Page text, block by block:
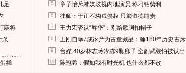
足
麻将
泵
这照片
糕
5 章子怡斥港媒歧视内地演员 称刁钻势利
6 律师：于正不构成侵权 只能道德谴责
7 王力宏否认“辱华”：别给歌词扣帽子
8 王刚自曝7成家产为古董藏品：睡180年历史古床
9 台媒:40岁林志玲冷冻9颗卵子 全副武装怕被认出
10 陈冠希：假如我有时光机 也什么都不改